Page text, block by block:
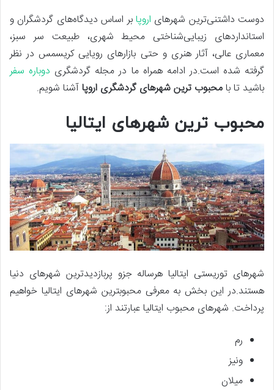
دوست‌ داشتنی‌ترین شهرهای اروپابر اساس دیدگاه‌های گردشگران و
استانداردهای زیبایی‌شناختی محیط شهری، طبیعت سر سبز،
معماری عالی، آثار هنری و حتی بازارهای رویایی کریسمس در نظر
گرفته شده است.در ادامه همراه ما در مجله گردشگری دوباره سفر
باشید تا بامحبوب ترین شهرهای گردشگری اروپاآشنا شویم.
محبوب ترین شهرهای ایتالیا
شهرهای توریستی ایتالیا هرساله جزو پربازدیدترین شهرهای دنیا
هستند.در این بخش به معرفی محبوبترین شهرهای ایتالیا خواهیم
پرداخت. شهرهای محبوب ایتالیا عبارتند از:
رم
ونیز
میلان